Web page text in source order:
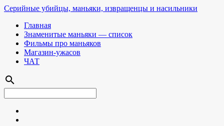
Серийные убийцы, маньяки, извращенцы и насильники
Главная
Знаменитые маньяки — список
Фильмы про маньяков
Магазин-ужасов
ЧАТ
search